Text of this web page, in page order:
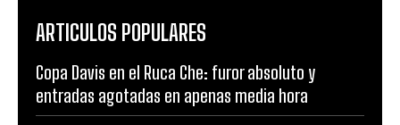
ARTICULOS POPULARES
Copa Davis en el Ruca Che: furor absoluto y
entradas agotadas en apenas media hora